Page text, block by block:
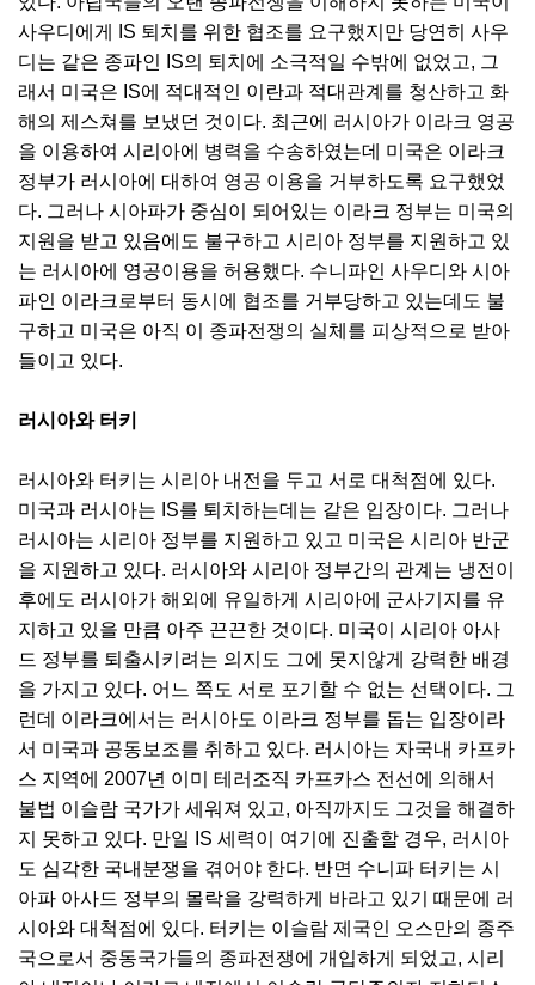
사우디에게 IS 퇴치를 위한 협조를 요구했지만 당연히 사우
디는 같은 종파인 IS의 퇴치에 소극적일 수밖에 없었고, 그
래서 미국은 IS에 적대적인 이란과 적대관계를 청산하고 화
해의 제스쳐를 보냈던 것이다. 최근에 러시아가 이라크 영공
을 이용하여 시리아에 병력을 수송하였는데 미국은 이라크
정부가 러시아에 대하여 영공 이용을 거부하도록 요구했었
다. 그러나 시아파가 중심이 되어있는 이라크 정부는 미국의
지원을 받고 있음에도 불구하고 시리아 정부를 지원하고 있
는 러시아에 영공이용을 허용했다. 수니파인 사우디와 시아
파인 이라크로부터 동시에 협조를 거부당하고 있는데도 불
구하고 미국은 아직 이 종파전쟁의 실체를 피상적으로 받아
들이고 있다.
러시아와 터키
러시아와 터키는 시리아 내전을 두고 서로 대척점에 있다.
미국과 러시아는 IS를 퇴치하는데는 같은 입장이다. 그러나
러시아는 시리아 정부를 지원하고 있고 미국은 시리아 반군
을 지원하고 있다. 러시아와 시리아 정부간의 관계는 냉전이
후에도 러시아가 해외에 유일하게 시리아에 군사기지를 유
지하고 있을 만큼 아주 끈끈한 것이다. 미국이 시리아 아사
드 정부를 퇴출시키려는 의지도 그에 못지않게 강력한 배경
을 가지고 있다. 어느 쪽도 서로 포기할 수 없는 선택이다. 그
런데 이라크에서는 러시아도 이라크 정부를 돕는 입장이라
서 미국과 공동보조를 취하고 있다. 러시아는 자국내 카프카
스 지역에 2007년 이미 테러조직 카프카스 전선에 의해서
불법 이슬람 국가가 세워져 있고, 아직까지도 그것을 해결하
지 못하고 있다. 만일 IS 세력이 여기에 진출할 경우, 러시아
도 심각한 국내분쟁을 겪어야 한다. 반면 수니파 터키는 시
아파 아사드 정부의 몰락을 강력하게 바라고 있기 때문에 러
시아와 대척점에 있다. 터키는 이슬람 제국인 오스만의 종주
국으로서 중동국가들의 종파전쟁에 개입하게 되었고, 시리